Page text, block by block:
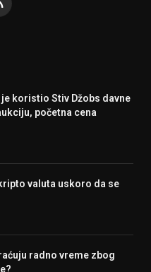
koristio Stiv Džobs davne
početna cena
valuta uskoro da se
radno vreme zbog